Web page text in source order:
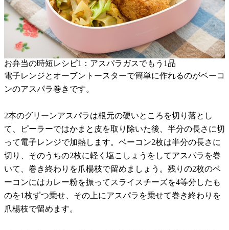
お弁当の時短レシピ1：アスパラガスでもう1品
電子レンジとオーブントースターで簡単に作れるのがベーコ
ンのアスパラ巻きです。
2本のグリーンアスパラは根元の硬いところを切り落とし
て、ピーラーではかまと皮を取り除いた後、半分の長さに切
って電子レンジで加熱します。ベーコン2枚は半分の長さに
切り、そのうちの2枚に軽く塩こしょうをしてアスパラを巻
いて、巻き終わりを爪楊枝で留めましょう。残りの2枚のベ
ーコンにはカレー粉を振ってスライスチーズを4等分したも
のを1枚ずつ乗せ、その上にアスパラを乗せて巻き終わりを
爪楊枝で留めます。